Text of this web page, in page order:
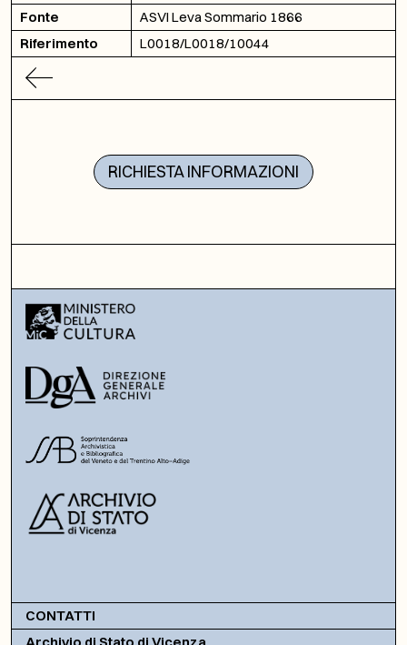
Fonte
ASVI Leva Sommario 1866
Riferimento
L0018/L0018/10044
RICHIESTA INFORMAZIONI
CONTATTI